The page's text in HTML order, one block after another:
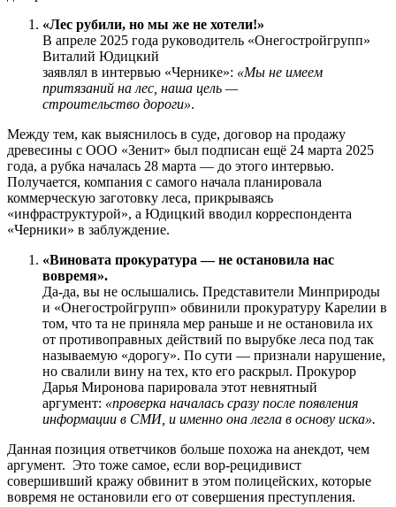
«Лес рубили, но мы же не хотели!»
В апреле 2025 года руководитель «Онегостройгрупп»
Виталий Юдицкий
заявлял в интервью «Чернике»: «Мы не имеем
притязаний на лес, наша цель —
строительство дороги».
Между тем, как выяснилось в суде, договор на продажу
древесины с ООО «Зенит» был подписан ещё 24 марта 2025
года, а рубка началась 28 марта — до этого интервью.
Получается, компания с самого начала планировала
коммерческую заготовку леса, прикрываясь
«инфраструктурой», а Юдицкий вводил корреспондента
«Черники» в заблуждение.
«Виновата прокуратура — не остановила нас
вовремя».
Да-да, вы не ослышались. Представители Минприроды
и «Онегостройгрупп» обвинили прокуратуру Карелии в
том, что та не приняла мер раньше и не остановила их
от противоправных действий по вырубке леса под так
называемую «дорогу». По сути — признали нарушение,
но свалили вину на тех, кто его раскрыл. Прокурор
Дарья Миронова парировала этот невнятный
аргумент: «проверка началась сразу после появления
информации в СМИ, и именно она легла в основу иска».
Данная позиция ответчиков больше похожа на анекдот, чем
аргумент. Это тоже самое, если вор-рецидивист
совершивший кражу обвинит в этом полицейских, которые
вовремя не остановили его от совершения преступления.